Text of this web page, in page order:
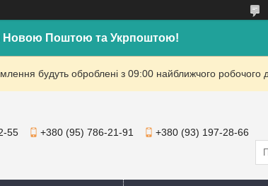
Новою Поштою та Укрпоштою!
будуть оброблені з 09:00 найближчого робочого
55 +380 (95) 786-21-91 +380 (93) 197-28-66